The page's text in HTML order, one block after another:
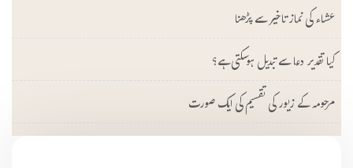
عشاء کی نماز تاخیر سے پڑھنا
کیا تقدیر دعا سے تبدیل ہوسکتی ہے؟
مرحومہ کے زیور کی تقسیم کی ایک صورت